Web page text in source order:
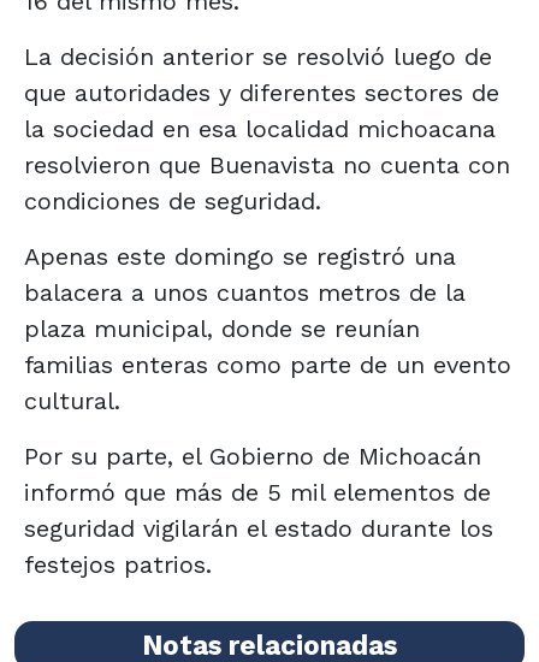
La decisión anterior se resolvió luego de
que autoridades y diferentes sectores de
la sociedad en esa localidad michoacana
resolvieron que Buenavista no cuenta con
condiciones de seguridad.
Apenas este domingo se registró una
balacera a unos cuantos metros de la
plaza municipal, donde se reunían
familias enteras como parte de un evento
cultural.
Por su parte, el Gobierno de Michoacán
informó que más de 5 mil elementos de
seguridad vigilarán el estado durante los
festejos patrios.
Notas relacionadas